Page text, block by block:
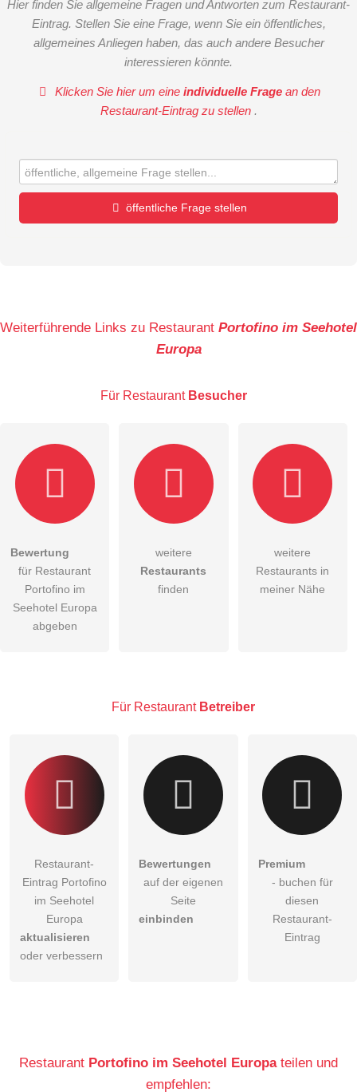
Hier finden Sie allgemeine Fragen und Antworten zum Restaurant-
Eintrag. Stellen Sie eine Frage, wenn Sie ein öffentliches,
allgemeines Anliegen haben, das auch andere Besucher
interessieren könnte.
Klicken Sie hier um eineindividuelle Frage an den
Restaurant-Eintrag zu stellen .
öffentliche Frage stellen
Die Datenschutzerklärunghabe ich zur Kenntnis genommen.
öffentliche Frage stellen
Restaurant-Eintrag zu stellen.
Weiterführende Links zu Restaurant Portofino im Seehotel
Europa
Für Restaurant Besucher
Bewertung
für Restaurant
Portofino im
Seehotel Europa
abgeben
weitere
Restaurants
finden
weitere
Restaurants in
meiner Nähe
Für Restaurant Betreiber
Restaurant-
Eintrag Portofino
im Seehotel
Europa
aktualisieren
oder verbessern
Bewertungen
auf der eigenen
Seite
einbinden
Premium
- buchen für
diesen
Restaurant-
Eintrag
Restaurant Portofino im Seehotel Europateilen und
empfehlen: